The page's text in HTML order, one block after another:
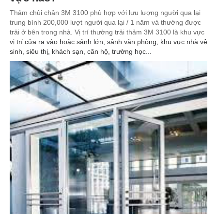
Thảm chùi chân 3M 3100 phù hợp với lưu lượng người qua lại
trung bình 200,000 lượt người qua lại / 1 năm và thường được
trải ở bên trong nhà. Vị trí thường trải thảm 3M 3100 là khu vực
vị trí cửa ra vào hoặc sảnh lớn, sảnh văn phòng, khu vực nhà vệ
sinh, siêu thị, khách sạn, căn hộ, trường học...